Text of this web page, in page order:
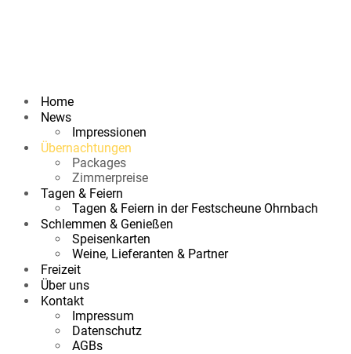
Home
News
Impressionen
Übernachtungen
Packages
Zimmerpreise
Tagen & Feiern
Tagen & Feiern in der Festscheune Ohrnbach
Schlemmen & Genießen
Speisenkarten
Weine, Lieferanten & Partner
Freizeit
Über uns
Kontakt
Impressum
Datenschutz
AGBs